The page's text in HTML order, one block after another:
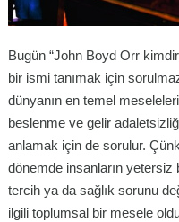
Bugün “John Boyd Orr
bir ismi tanımak için
dünyanın en temel
beslenme ve gelir
anlamak için de sorulur.
dönemde insanların
tercih ya da sağlık sorunu
ilgili toplumsal bir mesele